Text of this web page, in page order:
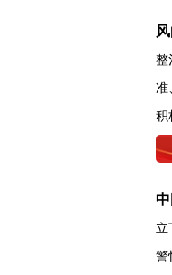
整
准
积
立
警